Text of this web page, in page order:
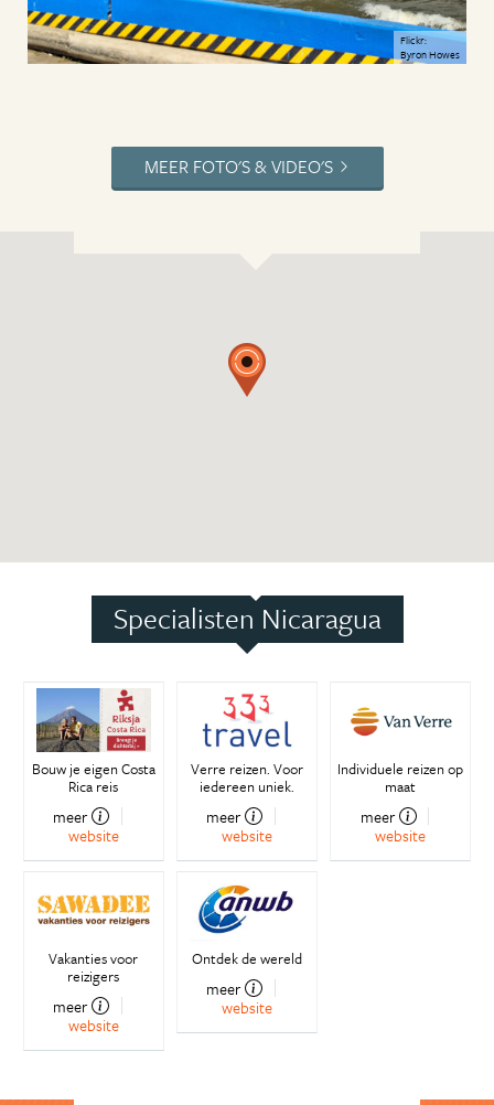
Flickr:
Byron Howes
MEER FOTO'S & VIDEO'S
Specialisten Nicaragua
Bouw je eigen Costa
Rica reis
meer
website
Verre reizen. Voor
iedereen uniek.
meer
website
Individuele reizen op
maat
meer
website
Vakanties voor
reizigers
meer
website
Ontdek de wereld
meer
website